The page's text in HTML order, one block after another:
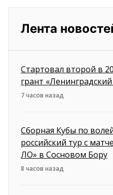
Лента
Стартовал второй в
грант
7 часов назад
Сборная Кубы по
российский тур с
ЛО» в Сосновом Бору
8 часов назад